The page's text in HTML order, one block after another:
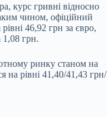
курс гривні відносно
чином, офіційний
46,92 грн за євро,
1,08 грн.
ринку станом на
на рівні 41,40/41,43 грн/